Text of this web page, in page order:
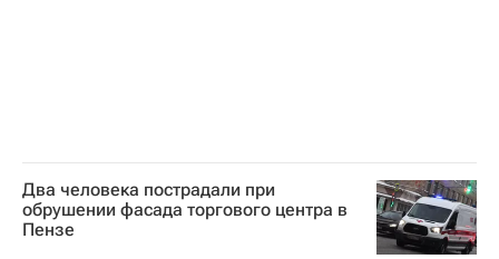
Два человека пострадали при
обрушении фасада торгового центра в
Пензе